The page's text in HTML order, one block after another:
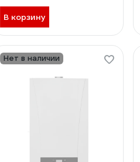
В корзину
Нет в наличии